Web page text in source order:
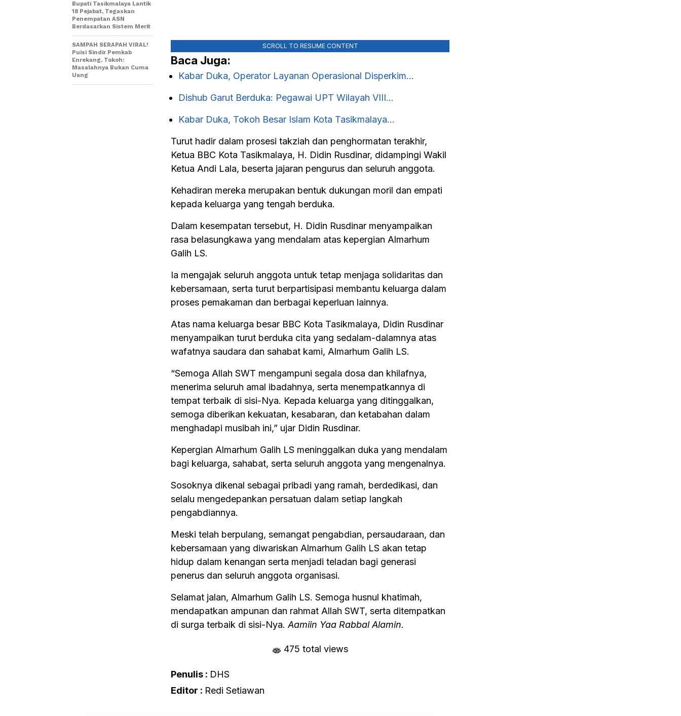
SCROLL TO RESUME CONTENT
Baca Juga:
Kabar Duka, Operator Layanan Operasional Disperkim…
Dishub Garut Berduka: Pegawai UPT Wilayah VIII…
Kabar Duka, Tokoh Besar Islam Kota Tasikmalaya…
Turut hadir dalam prosesi takziah dan penghormatan terakhir,
Ketua BBC Kota Tasikmalaya, H. Didin Rusdinar, didampingi Wakil
Ketua Andi Lala, beserta jajaran pengurus dan seluruh anggota.
Kehadiran mereka merupakan bentuk dukungan moril dan empati
kepada keluarga yang tengah berduka.
Dalam kesempatan tersebut, H. Didin Rusdinar menyampaikan
rasa belasungkawa yang mendalam atas kepergian Almarhum
Galih LS.
Ia mengajak seluruh anggota untuk tetap menjaga solidaritas dan
kebersamaan, serta turut berpartisipasi membantu keluarga dalam
proses pemakaman dan berbagai keperluan lainnya.
Atas nama keluarga besar BBC Kota Tasikmalaya, Didin Rusdinar
menyampaikan turut berduka cita yang sedalam-dalamnya atas
wafatnya saudara dan sahabat kami, Almarhum Galih LS.
“Semoga Allah SWT mengampuni segala dosa dan khilafnya,
menerima seluruh amal ibadahnya, serta menempatkannya di
tempat terbaik di sisi-Nya. Kepada keluarga yang ditinggalkan,
semoga diberikan kekuatan, kesabaran, dan ketabahan dalam
menghadapi musibah ini,” ujar Didin Rusdinar.
Kepergian Almarhum Galih LS meninggalkan duka yang mendalam
bagi keluarga, sahabat, serta seluruh anggota yang mengenalnya.
Sosoknya dikenal sebagai pribadi yang ramah, berdedikasi, dan
selalu mengedepankan persatuan dalam setiap langkah
pengabdiannya.
Meski telah berpulang, semangat pengabdian, persaudaraan, dan
kebersamaan yang diwariskan Almarhum Galih LS akan tetap
hidup dalam kenangan serta menjadi teladan bagi generasi
penerus dan seluruh anggota organisasi.
Selamat jalan, Almarhum Galih LS. Semoga husnul khatimah,
mendapatkan ampunan dan rahmat Allah SWT, serta ditempatkan
di surga terbaik di sisi-Nya.Aamiin Yaa Rabbal Alamin.
475 total views
Penulis : DHS
Editor : Redi Setiawan
Bupati Tasikmalaya Lantik
18 Pejabat, Tegaskan
Penempatan ASN
Berdasarkan Sistem Merit
SAMPAH SERAPAH VIRAL!
Puisi Sindir Pemkab
Enrekang, Tokoh:
Masalahnya Bukan Cuma
Uang